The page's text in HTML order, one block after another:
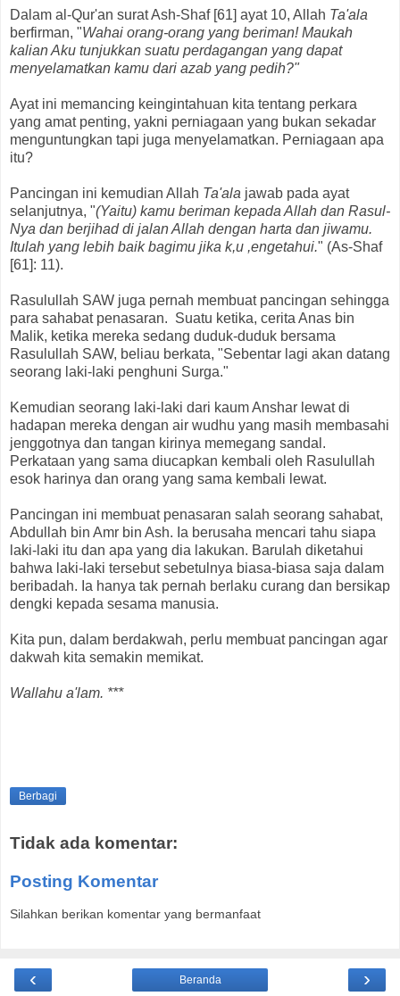
Dalam al-Qur'an surat Ash-Shaf [61] ayat 10, Allah Ta'ala
berfirman, "Wahai orang-orang yang beriman! Maukah
kalian Aku tunjukkan suatu perdagangan yang dapat
menyelamatkan kamu dari azab yang pedih?"
Ayat ini memancing keingintahuan kita tentang perkara
yang amat penting, yakni perniagaan yang bukan sekadar
menguntungkan tapi juga menyelamatkan. Perniagaan apa
itu?
Pancingan ini kemudian Allah Ta'ala jawab pada ayat
selanjutnya, "(Yaitu) kamu beriman kepada Allah dan Rasul-
Nya dan berjihad di jalan Allah dengan harta dan jiwamu.
Itulah yang lebih baik bagimu jika k,u ,engetahui." (As-Shaf
[61]: 11).
Rasulullah SAW juga pernah membuat pancingan sehingga
para sahabat penasaran. Suatu ketika, cerita Anas bin
Malik, ketika mereka sedang duduk-duduk bersama
Rasulullah SAW, beliau berkata, "Sebentar lagi akan datang
seorang laki-laki penghuni Surga."
Kemudian seorang laki-laki dari kaum Anshar lewat di
hadapan mereka dengan air wudhu yang masih membasahi
jenggotnya dan tangan kirinya memegang sandal.
Perkataan yang sama diucapkan kembali oleh Rasulullah
esok harinya dan orang yang sama kembali lewat.
Pancingan ini membuat penasaran salah seorang sahabat,
Abdullah bin Amr bin Ash. Ia berusaha mencari tahu siapa
laki-laki itu dan apa yang dia lakukan. Barulah diketahui
bahwa laki-laki tersebut sebetulnya biasa-biasa saja dalam
beribadah. Ia hanya tak pernah berlaku curang dan bersikap
dengki kepada sesama manusia.
Kita pun, dalam berdakwah, perlu membuat pancingan agar
dakwah kita semakin memikat.
Wallahu a'lam. ***
Berbagi
Tidak ada komentar:
Posting Komentar
Silahkan berikan komentar yang bermanfaat
‹ ›
Beranda